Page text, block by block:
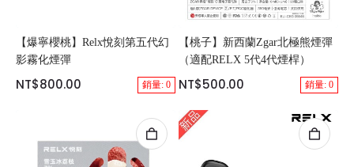
【爆寧櫻桃】Relx悅刻第五代幻
影霧化煙彈
NT$800.00 銷量: 0
【桃子】新西蘭Zgar北極熊煙彈
（適配RELX 5代4代煙桿）
NT$500.00 銷量: 0